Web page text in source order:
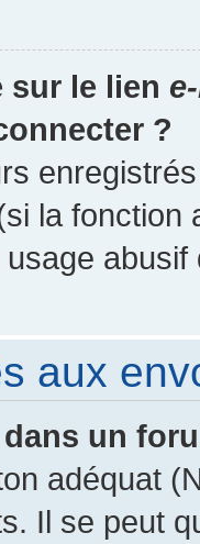
sur le lien
?
la fonction
aux
un
adéquat
Il se peut